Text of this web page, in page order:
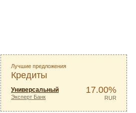
Лучшие предложения
Кредиты
Универсальный
Эксперт Банк
17.00%
RUR